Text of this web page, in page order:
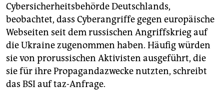
Cybersicherheitsbehörde Deutschlands,
beobachtet, dass Cyberangriffe gegen europäische
Webseiten seit dem russischen Angriffskrieg auf
die Ukraine zugenommen haben. Häufig würden
sie von prorussischen Aktivisten ausgeführt, die
sie für ihre Propagandazwecke nutzten, schreibt
das BSI auf taz-Anfrage.